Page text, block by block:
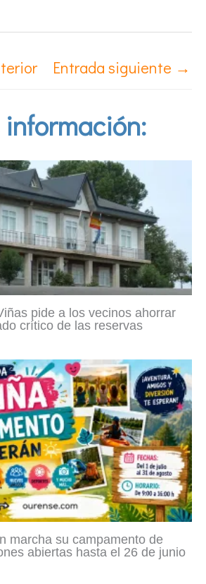
Entrada siguiente →
información:
pide a los vecinos ahorrar
crítico de las reservas
marcha su campamento de
abiertas hasta el 26 de junio